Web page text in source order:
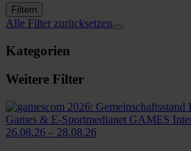
Filtern
Alle Filter zurücksetzen
Kategorien
Weitere Filter
Games & E-Sportmedianet GAMES
26.08.26 – 28.08.26